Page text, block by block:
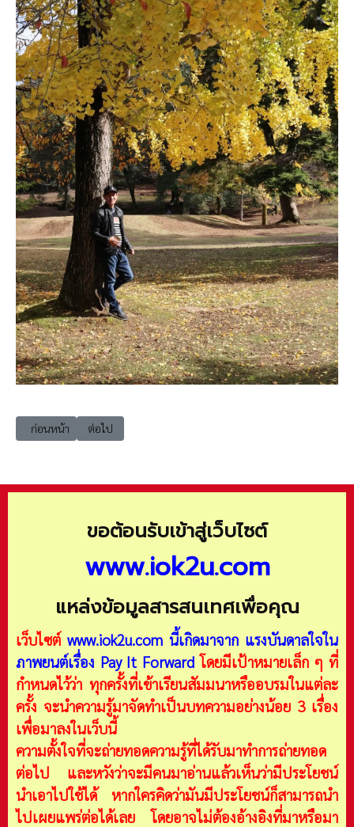
เนื้อหาก่อนหน้า: เตรียมตัวออกเรียนรู้โลกกว้าง
ก่อนหน้า เนื้อหาถัดไป: เปิดไฮไลต์ "หมูเด้ง"บุกกรุงเทพฯ ใน 3 เส้นทา
ต่อไป
ขอต้อนรับเข้าสู่เว็บไซต์
www.iok2u.com
แหล่งข้อมูลสารสนเทศเพื่อคุณ
เว็บไซต์ www.iok2u.com นี้เกิดมาจาก แรงบันดาลใจใน
ภาพยนต์เรื่อง Pay It Forward โดยมีเป้าหมายเล็ก ๆ ที่
กำหนดไว้ว่า ทุกครั้งที่เข้าเรียนสัมมนาหรืออบรมในแต่ละ
ครั้ง จะนำความรู้มาจัดทำเป็นบทความอย่างน้อย 3 เรื่อง
เพื่อมาลงในเว็บนี้
ความตั้งใจที่จะถ่ายทอดความรู้ที่ได้รับมาทำการถ่ายทอด
ต่อไป และหวังว่าจะมีคนมาอ่านแล้วเห็นว่ามีประโยชน์
นำเอาไปใช้ได้ หากใครคิดว่ามันมีประโยชน์ก็สามารถนำ
ไปเผยแพร่ต่อได้เลย โดยอาจไม่ต้องอ้างอิงที่มาหรือมา